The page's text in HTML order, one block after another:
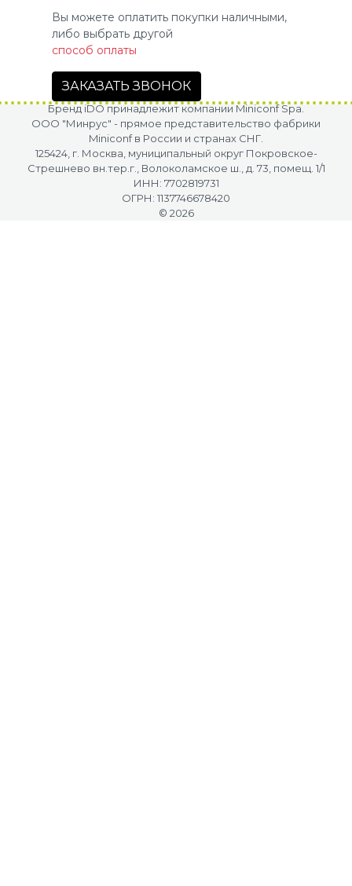
Вы можете оплатить покупки наличными,
либо выбрать другой
способ оплаты
ЗАКАЗАТЬ ЗВОНОК
Бренд iDO принадлежит компании Miniconf Spa.
OOO "Минрус" - прямое представительство фабрики
Miniconf в России и странах СНГ.
125424, г. Москва, муниципальный округ Покровское-
Стрешнево вн.тер.г., Волоколамское ш., д. 73, помещ. 1/1
ИНН: 7702819731
ОГРН: 1137746678420
© 2026